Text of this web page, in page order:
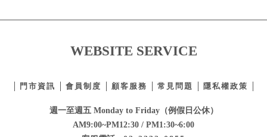
WEBSITE SERVICE
門市資訊 會員制度 顧客服務 常見問題 隱私權政策
週一至週五 Monday to Friday（例假日公休）
AM9:00~PM12:30 / PM1:30~6:00